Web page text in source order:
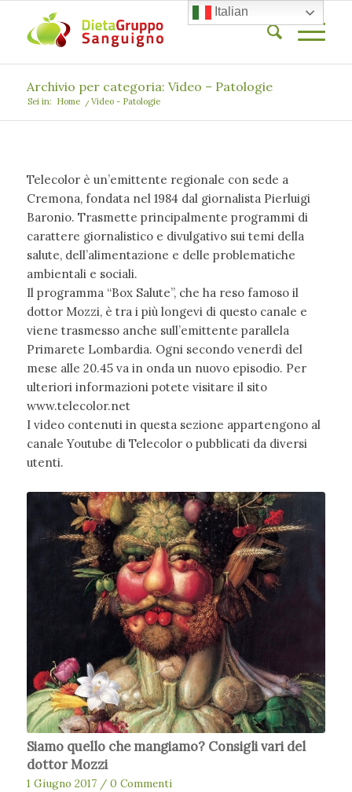
Archivio per categoria: Video – Patologie
Sei in: Home / Video - Patologie
Telecolor è un’emittente regionale con sede a
Cremona, fondata nel 1984 dal giornalista Pierluigi
Baronio. Trasmette principalmente programmi di
carattere giornalistico e divulgativo sui temi della
salute, dell’alimentazione e delle problematiche
ambientali e sociali.
Il programma “Box Salute”, che ha reso famoso il
dottor Mozzi, è tra i più longevi di questo canale e
viene trasmesso anche sull’emittente parallela
Primarete Lombardia. Ogni secondo venerdì del
mese alle 20.45 va in onda un nuovo episodio. Per
ulteriori informazioni potete visitare il sito
www.telecolor.net
I video contenuti in questa sezione appartengono al
canale Youtube di Telecolor o pubblicati da diversi
utenti.
Siamo quello che mangiamo? Consigli vari del
dottor Mozzi
1 Giugno 2017 / 0 Commenti
Italian